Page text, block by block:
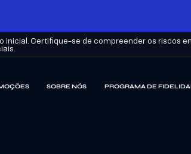
Certifique-se de compreender os riscos
SOBRE NÓS PROGRAMA DE